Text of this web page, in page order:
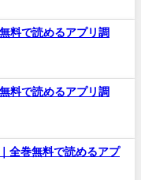
料で読めるアプリ調
料で読めるアプリ調
全巻無料で読めるアプ